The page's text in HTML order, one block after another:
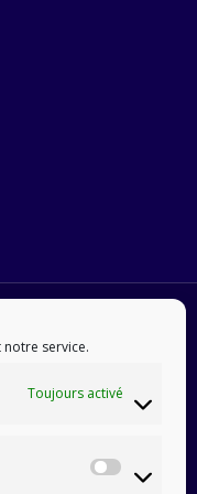
service.
Toujours activé